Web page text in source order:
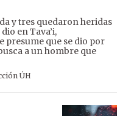
y tres quedaron heridas
en Tava’i,
presume que se dio por
a un hombre que
ÚH